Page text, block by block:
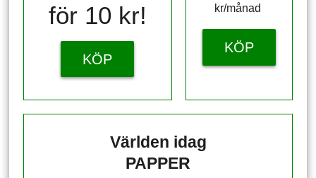
för 10 kr!
KÖP
kr/månad ​​​​​​
KÖP
Världen idag
PAPPER